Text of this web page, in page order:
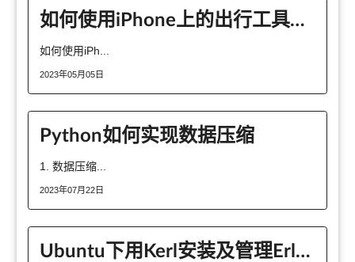
如何使用iPhone上的出行工具快速查询交通状况
如何使用iPh...
2023年05月05日
Python如何实现数据压缩
1. 数据压缩...
2023年07月22日
Ubuntu下用Kerl安装及管理Erlang的过程